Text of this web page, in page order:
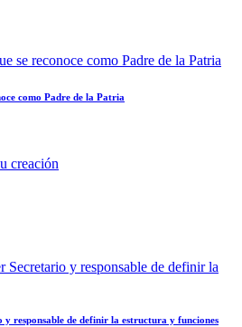
como Padre de la Patria
y responsable de definir la estructura y funciones